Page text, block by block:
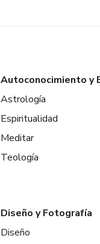
Autoconocimiento y
Astrología
Espiritualidad
Meditar
Teología
Diseño y Fotografía
Diseño